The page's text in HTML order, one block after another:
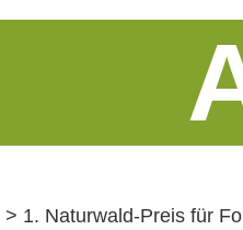
> 1. Naturwald-Preis für